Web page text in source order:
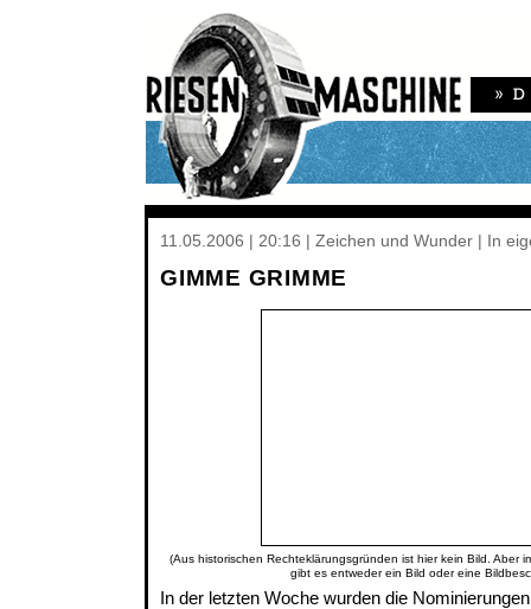
11.05.2006 | 20:16 | Zeichen und Wunder | In
GIMME GRIMME
(Aus historischen Rechteklärungsgründen ist hier kein Bild. Aber
gibt es entweder ein Bild oder eine
In der letzten Woche wurden die